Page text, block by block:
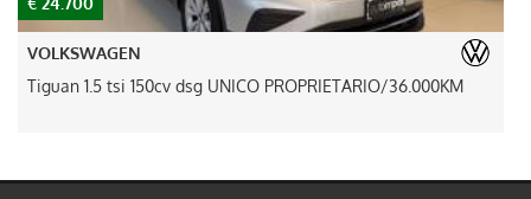
VOLKSWAGEN
Tiguan 1.5 tsi 150cv dsg UNICO PROPRIETARIO/36.000KM